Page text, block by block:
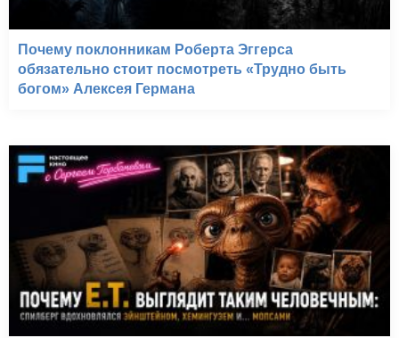
Почему поклонникам Роберта Эггерса
обязательно стоит посмотреть «Трудно быть
богом» Алексея Германа